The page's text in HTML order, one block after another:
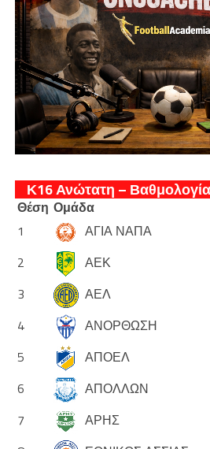
Κ16 Ανώτατη –
Θέση Ομάδα
1
ΑΓΙΑ ΝΑΠΑ
2
ΑΕΚ
3
ΑΕΛ
4
ΑΝΟΡΘΩΣΗ
5
ΑΠΟΕΛ
6
ΑΠΟΛΛΩΝ
7
ΑΡΗΣ